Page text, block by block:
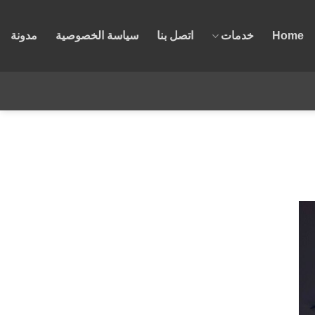
Home خدمات اتصل بنا سياسة الخصوصية مدونة